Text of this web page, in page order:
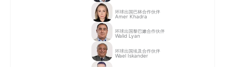
Amer Khadra
环球出国巴林合作伙伴
Walid Lyan
环球出国黎巴嫩合作伙伴
Wael Iskander
环球出国埃及合作伙伴